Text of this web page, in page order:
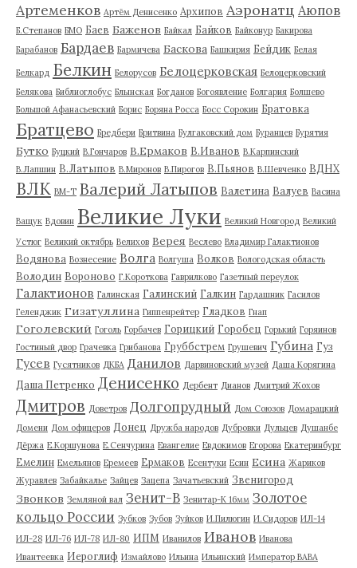
Артеменков Артём Денисенко Архипов Аэронатц Аюпов
Б.Степанов БМО Баев Баженов Байкал Байков Байконур Бакирова
Барабанов Бардаев Бармичева Баскова Башкирия Бейдик Белая
Белкард Белкин Белорусов Белоцерковская Белоцерковский
Белякова Библиоглобус Блынская Богданов Богоявление Болгария Болшево
Большой Афанасьевский Борис Боряна Росса Босс Сорокин Братовка
Братцево Бредбери Бритвина Булгаковский дом Буранцев Бурятия
Бутко Буцкий В.Гончаров В.Ермаков В.Иванов В.Карпинский
В.Лапшин В.Латыпов В.Миронов В.Пирогов В.Пьянов В.Шевченко ВДНХ
ВЛК ВМ-Т Валерий Латыпов Валетина Валуев Васина
Ващук Вдовин Великие Луки Великий Новгород Великий
Устюг Великий октябрь Велихов Верея Веслево Владимир Галактионов
Водянова Вознесение Волга Волгуша Волков Вологодская область
Володин Вороново Г.Короткова Гаврилково Газетный переулок
Галактионов Галинская Галинский Галкин Гардашник Гасилов
Геленджик Гизатуллина Гиппенрейтер Гладков Гнап
Гоголевский Гоголь Горбачев Горицкий Горобец Горький Горяинов
Гостиный двор Грачевка Грибанова Груббстрем Грушевич Губина Гуз
Гусев Гусятников ДКБА Данилов Дарвиновский музей Даша Корягина
Даша Петренко Денисенко Дербент Дианов Дмитрий Жохов
Дмитров Доветров Долгопрудный Дом Союзов Домарацкий
Домени Дом офицеров Донец Дружба народов Дубровки Дульцев Душанбе
Дёржа Е.Коршунова Е.Сенчурина Евангелие Евдокимов Егорова Екатеринбург
Емелин Емельянов Еремеев Ермаков Есентуки Есин Есина Жариков
Журавлев Забайкалье Зайцев Зацепа Зачатьевский Звенигород
Звонков Земляной вал Зенит-В Зенитар-К 16мм Золотое
кольцо России Зубков Зубов Зуйков И.Пилюгин И.Сидоров ИЛ-14
ИЛ-28 ИЛ-76 ИЛ-78 ИЛ-80 ИПМ Иванилов Иванов Иванова
Ивантеевка Иероглиф Измайлово Ильина Ильинский Император ВАВА